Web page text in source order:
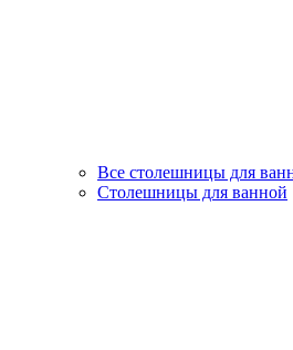
Все столешницы для
Столешницы для ванной